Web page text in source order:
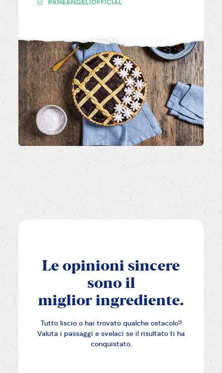
PANEANGELIOFFICIAL
Le opinioni sincere
sono il
miglior ingrediente.
Tutto liscio o hai trovato qualche ostacolo?
Valuta i passaggi e svelaci se il risultato ti ha
conquistato.